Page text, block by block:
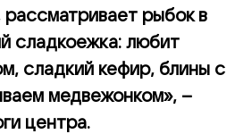
рыбок в
сладкоежка: любит
сладкий кефир, блины с
медвежонком», –
центра.